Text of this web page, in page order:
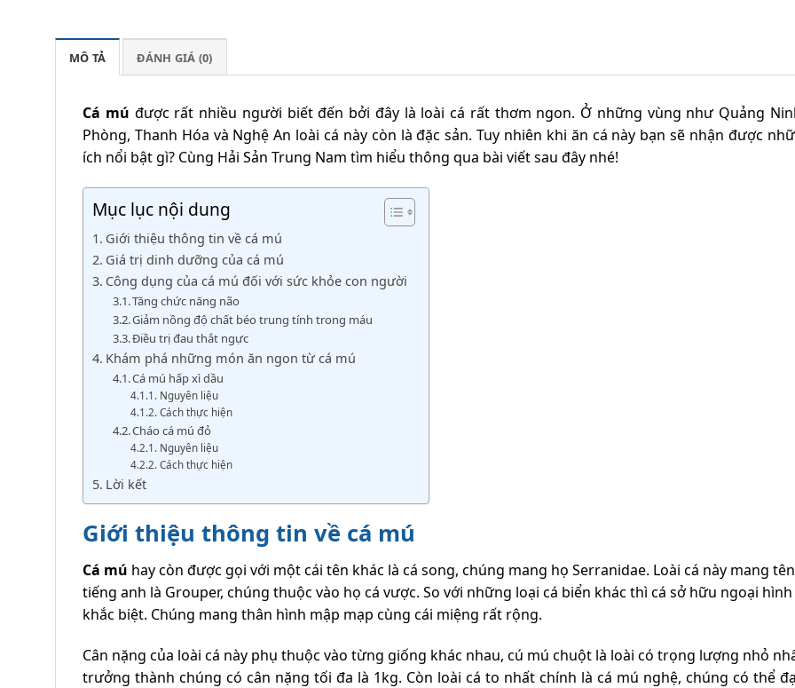
MÔ TẢ ĐÁNH GIÁ (0)
Cá mú được rất nhiều người biết đến bởi đây là loài cá rất thơm ngon. Ở những vùng như Quảng
Phòng, Thanh Hóa và Nghệ An loài cá này còn là đặc sản. Tuy nhiên khi ăn cá này bạn sẽ nhận được
ích nổi bật gì? Cùng Hải Sản Trung Nam tìm hiểu thông qua bài viết sau đây nhé!
Mục lục nội dung
Giới thiệu thông tin về cá mú
Giá trị dinh dưỡng của cá mú
Công dụng của cá mú đối với sức khỏe con người
Tăng chức năng não
Giảm nồng độ chất béo trung tính trong máu
Điều trị đau thắt ngực
Khám phá những món ăn ngon từ cá mú
Cá mú hấp xì dầu
Nguyên liệu
Cách thực hiện
Cháo cá mú đỏ
Nguyên liệu
Cách thực hiện
Lời kết
Giới thiệu thông tin về cá mú
Cá mú hay còn được gọi với một cái tên khác là cá song, chúng mang họ Serranidae. Loài cá này mang tên
tiếng anh là Grouper, chúng thuộc vào họ cá vược. So với những loại cá biển khác thì cá sở hữu ngoại
khắc biệt. Chúng mang thân hình mập mạp cùng cái miệng rất rộng.
Cân nặng của loài cá này phụ thuộc vào từng giống khác nhau, cú mú chuột là loài có trọng lượng nhỏ
trưởng thành chúng có cân nặng tối đa là 1kg. Còn loài cá to nhất chính là cá mú nghệ, chúng có thể